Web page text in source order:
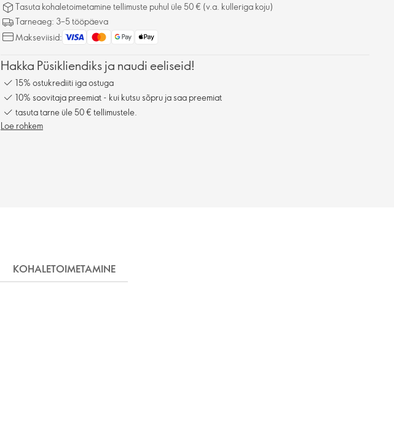
Tasuta kohaletoimetamine tellimuste puhul üle 50 € (v.a. kulleriga koju)
Tarneaeg: 3–5 tööpäeva
Makseviisid:
Hakka Püsikliendiks ja naudi eeliseid!
15% ostukrediiti iga ostuga
10% soovitaja preemiat - kui kutsu sõpru ja saa preemiat
tasuta tarne üle 50 € tellimustele.
Loe rohkem
KOHALETOIMETAMINE